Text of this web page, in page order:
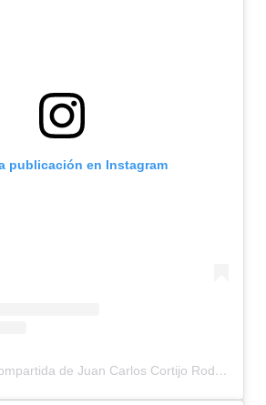
publicación en Instagram
Una publicación compartida de Juan Carlos Cortijo Rodriguez (@corti_rock)